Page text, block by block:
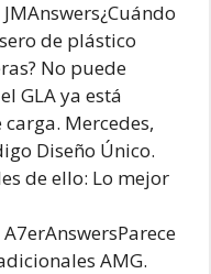
de plástico
No puede
GLA ya está
Mercedes,
Diseño Único.
de ello: Lo mejor
AMG.